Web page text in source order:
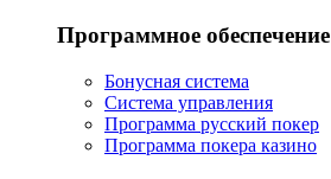
Программное обеспечение
Бонусная система
Система управления
Программа русский покер
Программа покера казино